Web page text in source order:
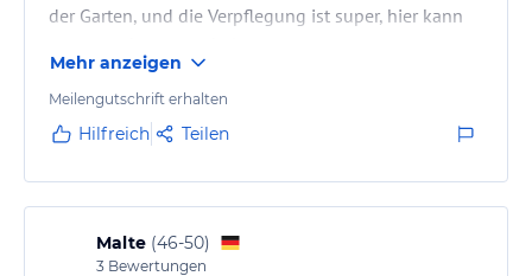
der Garten, und die Verpflegung ist super, hier kann
Mehr anzeigen
Meilengutschrift erhalten
Hilfreich Teilen
Malte (46-50)
3 Bewertungen